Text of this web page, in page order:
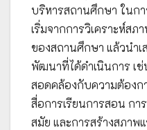
บริหารสถานศึกษา ในก
เริ่มจากการวิเคราะห์ส
ของสถานศึกษา แล้วนำเ
พัฒนาที่ได้ดำเนินการ เ
สอดคล้องกับความต้อง
สื่อการเรียนการสอน ก
สมัย และการสร้างสภาพ